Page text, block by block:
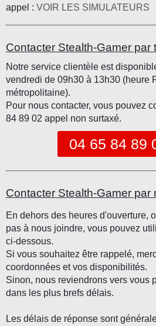
appel : VOIR LES SIMULATEURS
Contacter Stealth-Gamer par
Notre service clientèle est
vendredi de 09h30 à 13h30 (heure
métropolitaine).
Pour nous contacter, vous pouvez
84 89 02 appel non surtaxé.
04 65 84 89
Contacter Stealth-Gamer par
En dehors des heures d'ouverture,
pas à nous joindre, vous pouvez
ci-dessous.
Si vous souhaitez être rappelé,
coordonnées et vos disponibilités.
Sinon, nous reviendrons vers vous
dans les plus brefs délais.
Les délais de réponse sont